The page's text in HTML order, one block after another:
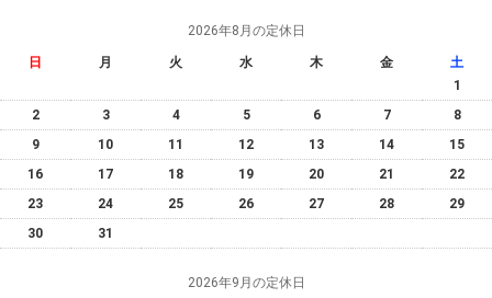
2026年8月の定休日
日 月 火 水 木 金
土
1
2
3 4 5 6 7
8
9
10 11 12 13 14
15
16
17 18 19 20 21
22
23
24 25 26 27 28
29
30
31
2026年9月の定休日